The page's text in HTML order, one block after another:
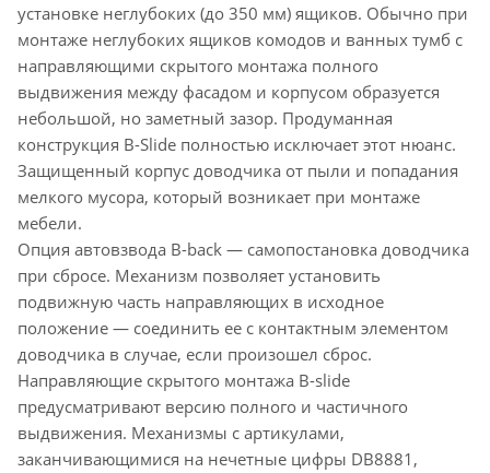
установке неглубоких (до 350 мм) ящиков. Обычно при
монтаже неглубоких ящиков комодов и ванных тумб с
направляющими скрытого монтажа полного
выдвижения между фасадом и корпусом образуется
небольшой, но заметный зазор. Продуманная
конструкция B-Slide полностью исключает этот нюанс.
Защищенный корпус доводчика от пыли и попадания
мелкого мусора, который возникает при монтаже
мебели.
Опция автовзвода В-back — самопостановка доводчика
при сбросе. Механизм позволяет установить
подвижную часть направляющих в исходное
положение — соединить ее с контактным элементом
доводчика в случае, если произошел сброс.
Направляющие скрытого монтажа В-slide
предусматривают версию полного и частичного
выдвижения. Механизмы с артикулами,
заканчивающимися на нечетные цифры DB8881,